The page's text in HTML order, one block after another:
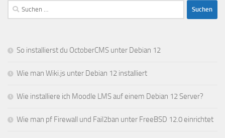
Suchen
nach:
So installierst du OctoberCMS unter Debian 12
Wie man Wiki.js unter Debian 12 installiert
Wie installiere ich Moodle LMS auf einem Debian 12 Server?
Wie man pf Firewall und Fail2ban unter FreeBSD 12.0 einrichtet